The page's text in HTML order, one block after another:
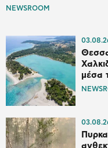
NEWSROOM
μέσα